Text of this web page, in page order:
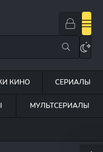
КИНО СЕРИАЛЫ
МУЛЬТСЕРИАЛЫ